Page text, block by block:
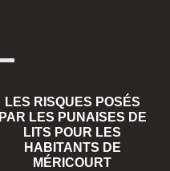
LES RISQUES POSÉS
PAR LES PUNAISES DE
LITS POUR LES
HABITANTS DE
MÉRICOURT